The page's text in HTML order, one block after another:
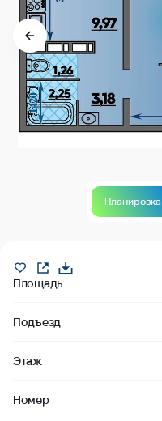
Планировка
Площадь
Подъезд
Этаж
Номер